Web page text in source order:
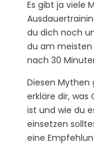
Es gibt ja viele
du dich noch
du am meisten
nach 30
Diesen Mythen
erkläre dir, was
ist und wie du
einsetzen
eine